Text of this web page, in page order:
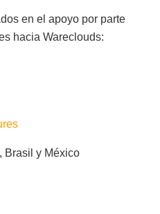
en el apoyo por parte
hacia Wareclouds:
Brasil y México